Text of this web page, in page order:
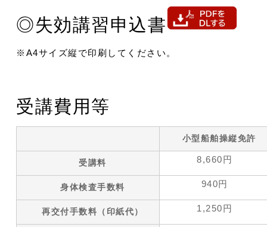
◎失効講習申込書
※A4サイズ縦で印刷してください。
受講費用等
小型船舶操縦免許
受講料 8,660円
身体検査手数料 940円
再交付手数料（印紙代） 1,250円